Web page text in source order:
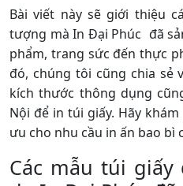
Bài viết này sẽ giới thiệu
tượng mà In Đại Phúc đã
phẩm, trang sức đến thực
đó, chúng tôi cũng chia sẻ
kích thước thông dụng
Nội để in túi giấy. Hãy
ưu cho nhu cầu in ấn bao bì
Các mẫu túi